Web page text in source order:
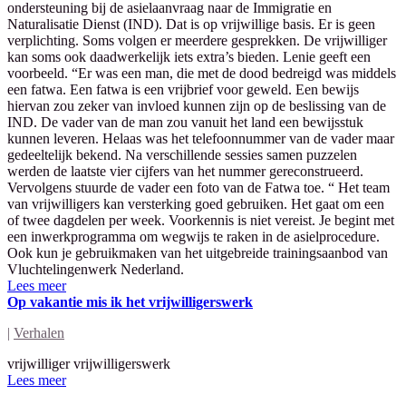
ondersteuning bij de asielaanvraag naar de Immigratie en
Naturalisatie Dienst (IND). Dat is op vrijwillige basis. Er is geen
verplichting. Soms volgen er meerdere gesprekken. De vrijwilliger
kan soms ook daadwerkelijk iets extra’s bieden. Lenie geeft een
voorbeeld. “Er was een man, die met de dood bedreigd was middels
een fatwa. Een fatwa is een vrijbrief voor geweld. Een bewijs
hiervan zou zeker van invloed kunnen zijn op de beslissing van de
IND. De vader van de man zou vanuit het land een bewijsstuk
kunnen leveren. Helaas was het telefoonnummer van de vader maar
gedeeltelijk bekend. Na verschillende sessies samen puzzelen
werden de laatste vier cijfers van het nummer gereconstrueerd.
Vervolgens stuurde de vader een foto van de Fatwa toe. “ Het team
van vrijwilligers kan versterking goed gebruiken. Het gaat om een
of twee dagdelen per week. Voorkennis is niet vereist. Je begint met
een inwerkprogramma om wegwijs te raken in de asielprocedure.
Ook kun je gebruikmaken van het uitgebreide trainingsaanbod van
Vluchtelingenwerk Nederland.
Lees meer
Op vakantie mis ik het vrijwilligerswerk
| Verhalen
vrijwilliger vrijwilligerswerk
Lees meer